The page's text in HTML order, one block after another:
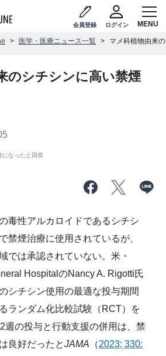
会員登録 ログイン
医学・医療ニュース一覧 マメ科植物由来
のシチシンに高い禁煙
になったと回答
毒性アルカロイドであるシチシ
禁煙治療に使用されているが、
では承認されていない。米・
HospitalのNancy A. Rigotti氏
シチシン使用の最適な投与期間
ランダム化比較試験（RCT）を
週の投与と行動支援の併用は、禁
良好だったとJAMA （2023; 330: